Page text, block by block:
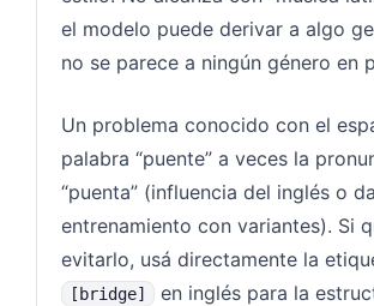
el modelo puede derivar a algo
no se parece a ningún género en
Un problema conocido con el
palabra “puente” a veces la
“puenta” (influencia del inglés o
entrenamiento con variantes). Si
evitarlo, usá directamente la
[bridge]
en inglés para la